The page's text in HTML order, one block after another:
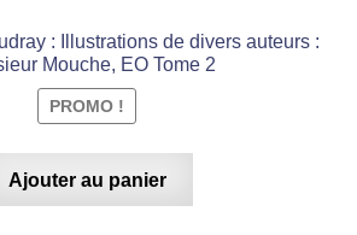
: Illustrations de divers auteurs :
Mouche, EO Tome 2
PROMO !
Ajouter au panier